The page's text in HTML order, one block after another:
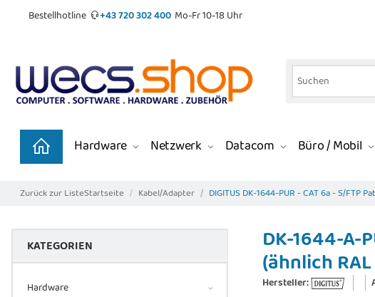
Bestellhotline +43 720 302 400 Mo-Fr 10-18 Uhr
Hardware Netzwerk Datacom Büro / Mobil
Zurück zur ListeStartseite Kabel/Adapter DIGITUS DK-1644-PUR - CAT 6a - S/FTP
DK-1644-A-
(ähnlich
Hersteller:
KATEGORIEN
Hardware